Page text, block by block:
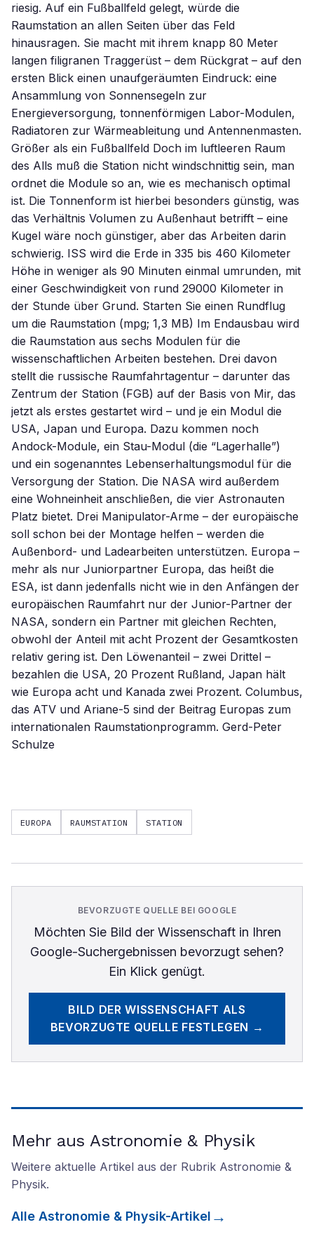
riesig. Auf ein Fußballfeld gelegt, würde die
Raumstation an allen Seiten über das Feld
hinausragen. Sie macht mit ihrem knapp 80 Meter
langen filigranen Traggerüst – dem Rückgrat – auf den
ersten Blick einen unaufgeräumten Eindruck: eine
Ansammlung von Sonnensegeln zur
Energieversorgung, tonnenförmigen Labor-Modulen,
Radiatoren zur Wärmeableitung und Antennenmasten.
Größer als ein Fußballfeld Doch im luftleeren Raum
des Alls muß die Station nicht windschnittig sein, man
ordnet die Module so an, wie es mechanisch optimal
ist. Die Tonnenform ist hierbei besonders günstig, was
das Verhältnis Volumen zu Außenhaut betrifft – eine
Kugel wäre noch günstiger, aber das Arbeiten darin
schwierig. ISS wird die Erde in 335 bis 460 Kilometer
Höhe in weniger als 90 Minuten einmal umrunden, mit
einer Geschwindigkeit von rund 29000 Kilometer in
der Stunde über Grund. Starten Sie einen Rundflug
um die Raumstation (mpg; 1,3 MB) Im Endausbau wird
die Raumstation aus sechs Modulen für die
wissenschaftlichen Arbeiten bestehen. Drei davon
stellt die russische Raumfahrtagentur – darunter das
Zentrum der Station (FGB) auf der Basis von Mir, das
jetzt als erstes gestartet wird – und je ein Modul die
USA, Japan und Europa. Dazu kommen noch
Andock-Module, ein Stau-Modul (die “Lagerhalle”)
und ein sogenanntes Lebenserhaltungsmodul für die
Versorgung der Station. Die NASA wird außerdem
eine Wohneinheit anschließen, die vier Astronauten
Platz bietet. Drei Manipulator-Arme – der europäische
soll schon bei der Montage helfen – werden die
Außenbord- und Ladearbeiten unterstützen. Europa –
mehr als nur Juniorpartner Europa, das heißt die
ESA, ist dann jedenfalls nicht wie in den Anfängen der
europäischen Raumfahrt nur der Junior-Partner der
NASA, sondern ein Partner mit gleichen Rechten,
obwohl der Anteil mit acht Prozent der Gesamtkosten
relativ gering ist. Den Löwenanteil – zwei Drittel –
bezahlen die USA, 20 Prozent Rußland, Japan hält
wie Europa acht und Kanada zwei Prozent. Columbus,
das ATV und Ariane-5 sind der Beitrag Europas zum
internationalen Raumstationprogramm. Gerd-Peter
Schulze
EUROPA RAUMSTATION STATION
BEVORZUGTE QUELLE BEI GOOGLE
Möchten Sie Bild der Wissenschaftin Ihren
Google-Suchergebnissen bevorzugt sehen?
Ein Klick genügt.
BILD DER WISSENSCHAFT ALS
BEVORZUGTE QUELLE FESTLEGEN →
Mehr aus Astronomie & Physik
Weitere aktuelle Artikel aus der Rubrik Astronomie &
Physik.
Alle Astronomie & Physik-Artikel